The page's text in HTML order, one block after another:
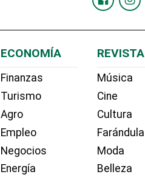
ECONOMÍA
Finanzas
Turismo
Agro
Empleo
Negocios
Energía
REVISTA
Música
Cine
Cultura
Farándula
Moda
Belleza